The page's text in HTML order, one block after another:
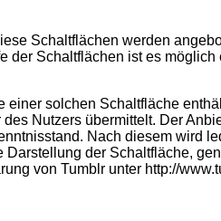
Schaltflächen werden
der Schaltflächen ist es
solchen Schaltfläche
Nutzers übermittelt. Der
Nach diesem wird
der Schaltfläche,
von Tumblr unter http://